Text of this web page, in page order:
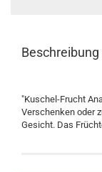
Beschreibung
"Kuschel-Frucht
Verschenken oder
Gesicht. Das